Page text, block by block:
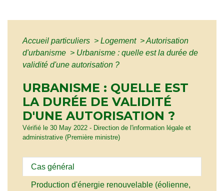
Accueil particuliers > Logement >Autorisation
d'urbanisme > Urbanisme : quelle est la durée de
validité d'une autorisation ?
URBANISME : QUELLE EST
LA DURÉE DE VALIDITÉ
D'UNE AUTORISATION ?
Vérifié le 30 May 2022 - Direction de l'information légale et
administrative (Première ministre)
Cas général
Production d'énergie renouvelable (éolienne,